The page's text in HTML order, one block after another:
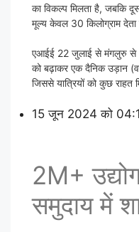
का विकल्प मिलता है, जबकि
मूल्य केवल 30 किलोग्राम देता
एआईई 22 जुलाई से मंगलुरु से
को बढ़ाकर एक दैनिक उड़ान
जिससे यात्रियों को कुछ राहत
15 जून 2024 को
2M+
समुदाय में